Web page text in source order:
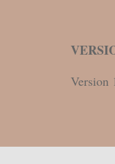
Version